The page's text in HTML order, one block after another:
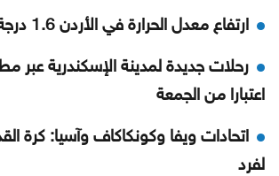
ارتفاع معدل الحرارة في الأردن 1.6 درجة خلال 100 عام
رحلات جديدة لمدينة الإسكندرية عبر
اعتبارا من الجمعة
اتحادات ويفا وكونكاكاف وآسيا: كرة
لفرد